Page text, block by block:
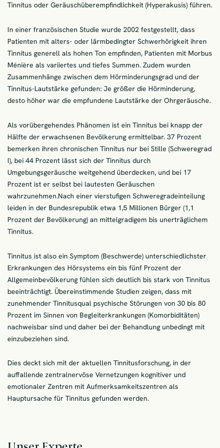
Tinnitus oder Geräuschüberempfindlichkeit (Hyperakusis) führen.
In einer französischen Studie wurde 2002 festgestellt, dass
Patienten mit alters- oder lärmbedingter Schwerhörigkeit ihren
Tinnitus generell als hohen Ton empfinden, Patienten mit Morbus
Ménière als variiertes und tiefes Summen. Zudem wurden
Zusammenhänge zwischen dem Hörminderungsgrad und der
Tinnitus-Lautstärke gefunden: Je größer die Hörminderung,
desto höher war die empfundene Lautstärke der Ohrgeräusche.
Als vorübergehendes Phänomen ist ein Tinnitus bei knapp der
Hälfte der erwachsenen Bevölkerung ermittelbar. 37 Prozent
bemerken ihren chronischen Tinnitus nur bei Stille (Schweregrad
I), bei 44 Prozent lässt sich der Tinnitus durch
Umgebungsgeräusche weitgehend überdecken, und bei 17
Prozent ist er selbst bei lautesten Geräuschen
wahrzunehmen.Nach einer vierstufigen Schweregradeinteilung
leiden in der Bundesrepublik etwa 1,5 Millionen Bürger (1,1
Prozent der Bevölkerung) an mittelgradigem bis unerträglichem
Tinnitus.
Tinnitus ist also ein Symptom (Beschwerde) unterschiedlichster
Erkrankungen des Hörsystems ein bis fünf Prozent der
Allgemeinbevölkerung fühlen sich deutlich bis stark von Tinnitus
beeinträchtigt. Übereinstimmende Studien zeigen, dass mit
zunehmender Tinnitusqual psychische Störungen von 30 bis 80
Prozent im Sinnen von Begleiterkrankungen (Komorbiditäten)
nachweisbar sind und daher bei der Behandlung unbedingt mit
einzubeziehen sind.
Dies deckt sich mit der aktuellen Tinnitusforschung, in der
auffallende zentralnervöse Vernetzungen kognitiver und
emotionaler Zentren mit Aufmerksamkeitszentren als
Hauptursache für Tinnitus gefunden werden.